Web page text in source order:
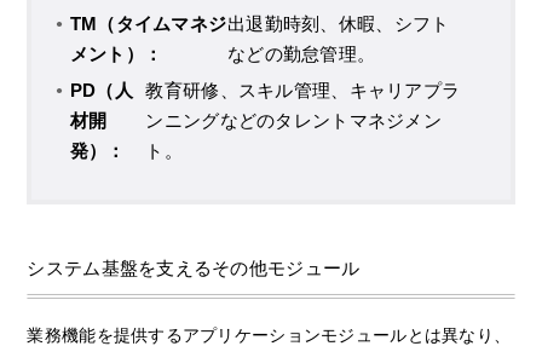
TM（タイムマネジ
メント）：
出退勤時刻、休暇、シフト
などの勤怠管理。
PD（人
材開
発）：
教育研修、スキル管理、キャリアプラ
ンニングなどのタレントマネジメン
ト。
システム基盤を支えるその他モジュール
業務機能を提供するアプリケーションモジュールとは異なり、